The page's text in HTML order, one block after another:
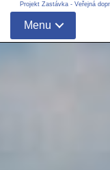
Projekt Zastávka - Veřejná
Menu